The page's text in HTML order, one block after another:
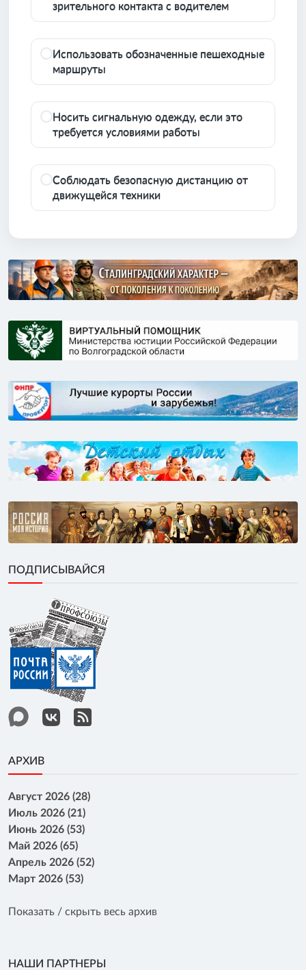
зрительного контакта с водителем
Использовать обозначенные пешеходные
маршруты
Носить сигнальную одежду, если это
требуется условиями работы
Соблюдать безопасную дистанцию от
движущейся техники
ПОДПИСЫВАЙСЯ
АРХИВ
Август 2026 (28)
Июль 2026 (21)
Июнь 2026 (53)
Май 2026 (65)
Апрель 2026 (52)
Март 2026 (53)
Показать / скрыть весь архив
НАШИ ПАРТНЕРЫ